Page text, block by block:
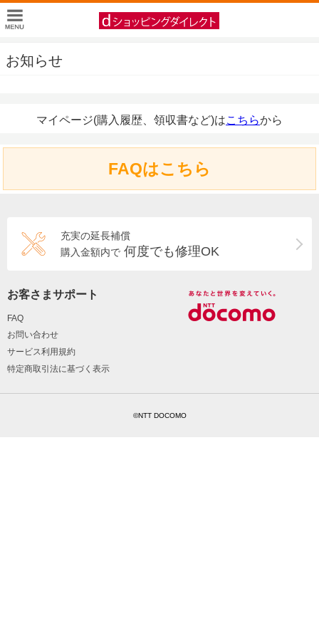
お知らせ
マイページ(購入履歴、領収書など)はこちらから
FAQはこちら
充実の延長補償
購入金額内で 何度でも修理OK
お客さまサポート
FAQ
お問い合わせ
サービス利用規約
特定商取引法に基づく表示
©NTT DOCOMO